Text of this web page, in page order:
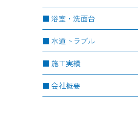
浴室・洗面台
水道トラブル
施工実績
会社概要